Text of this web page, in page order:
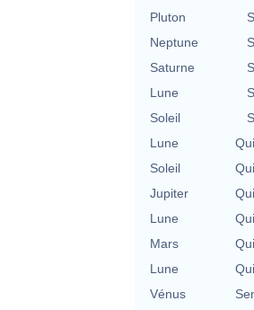
Pluton
Neptune
Saturne
Lune
Soleil
Lune
Soleil
Jupiter
Lune
Mars
Lune
Vénus